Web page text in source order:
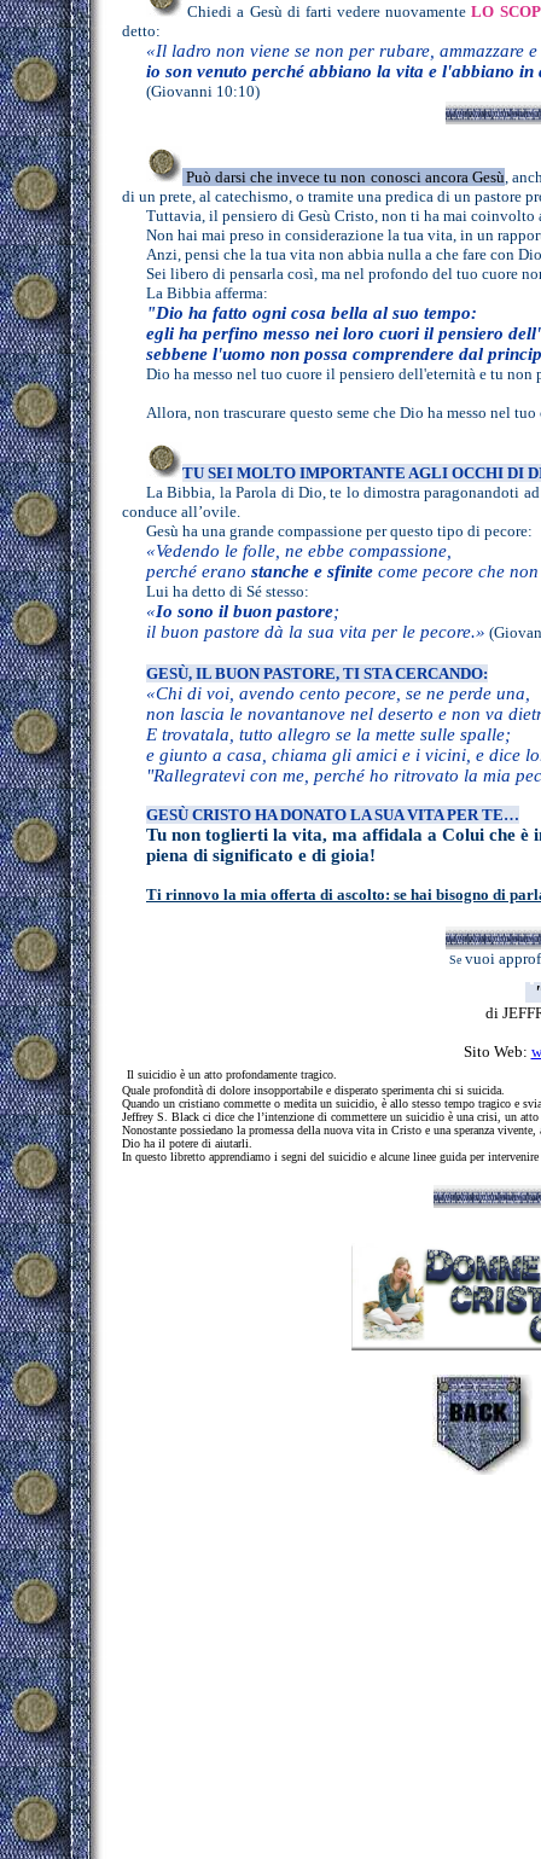
Chiedi a Gesù di farti vedere nuovamenteLO
detto:
«Il ladro non viene se non per rubare, ammazzare
io son venuto perché abbiano la vita e l'abbiano in
(Giovanni 10:10)
Può darsi che invece tu non conosci ancora Gesù ,
di un prete, al catechismo, o tramite una predica di un pastore
Tuttavia, il pensiero di Gesù Cristo, non ti ha mai
Non hai mai preso in considerazione la tua vita, in un
Anzi, pensi che la tua vita non abbia nulla a che fare con
Sei libero di pensarla così, ma nel profondo del tuo cuore
La Bibbia afferma:
"Dio ha fatto ogni cosa bella al suo tempo:
egli ha perfino messo nei loro cuori il pensiero
sebbene l'uomo non possa comprendere dal
Dio ha messo nel tuo cuore il pensiero dell'eternità e tu
Allora, non trascurare questo seme che Dio ha messo nel
TU SEI MOLTO IMPORTANTE AGLI OCCHI DI
La Bibbia, la Parola di Dio, te lo dimostra paragonandoti
conduce all’ovile.
Gesù ha una grande compassione per questo tipo di pecore:
«Vedendo le folle, ne ebbe compassione,
perché erano stanche e sfinite come pecore che
Lui ha detto di Sé stesso:
«Io sono il buon pastore;
il buon pastore dà la sua vita per le pecore.»
GESÙ, IL BUON PASTORE, TI STA CERCANDO:
«Chi di voi, avendo cento pecore, se ne perde una,
non lascia le novantanove nel deserto e non va
E trovatala, tutto allegro se la mette sulle spalle;
e giunto a casa, chiama gli amici e i vicini, e dice
"Rallegratevi con me, perché ho ritrovato la mia
GESÙ CRISTO HA DONATO LA SUA VITA PER TE…
Tu non toglierti la vita, ma affidala a Colui che è
piena di significato e di gioia!
Ti rinnovo la mia offerta di ascolto: se hai bisogno di
Sevuoi
di
Sito Web:
Il suicidio è un atto profondamente tragico.
Quale profondità di dolore insopportabile e disperato sperimenta chi si suicida.
Quando un cristiano commette o medita un suicidio, è allo stesso tempo tragico e
Jeffrey S. Black ci dice che l’intenzione di commettere un suicidio è una crisi, un atto
Nonostante possiedano la promessa della nuova vita in Cristo e una speranza
Dio ha il potere di aiutarli.
In questo libretto apprendiamo i segni del suicidio e alcune linee guida per